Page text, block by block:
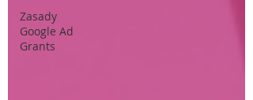
Zasady
Google Ad
Grants